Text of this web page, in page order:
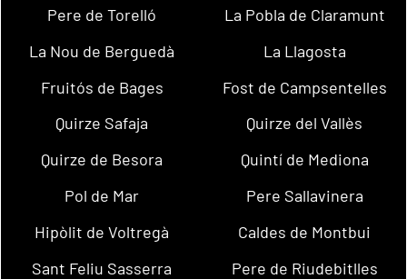
Pere de Torelló
La Pobla de Claramunt
La Nou de Berguedà
La Llagosta
Fruitós de Bages
Fost de Campsentelles
Quirze Safaja
Quirze del Vallès
Quirze de Besora
Quintí de Mediona
Pol de Mar
Pere Sallavinera
Hipòlit de Voltregà
Caldes de Montbui
Sant Feliu Sasserra
Pere de Riudebitlles